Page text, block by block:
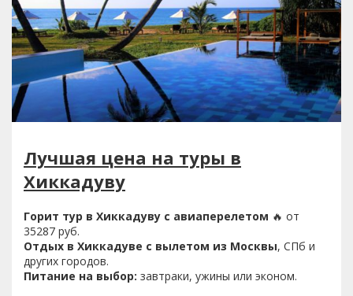
Лучшая цена на туры в
Хиккадуву
Горит тур в Хиккадуву с авиаперелетом 🔥 от
35287 руб.
Отдых в Хиккадуве с вылетом из Москвы, СПб и
других городов.
Питание на выбор: завтраки, ужины или эконом.